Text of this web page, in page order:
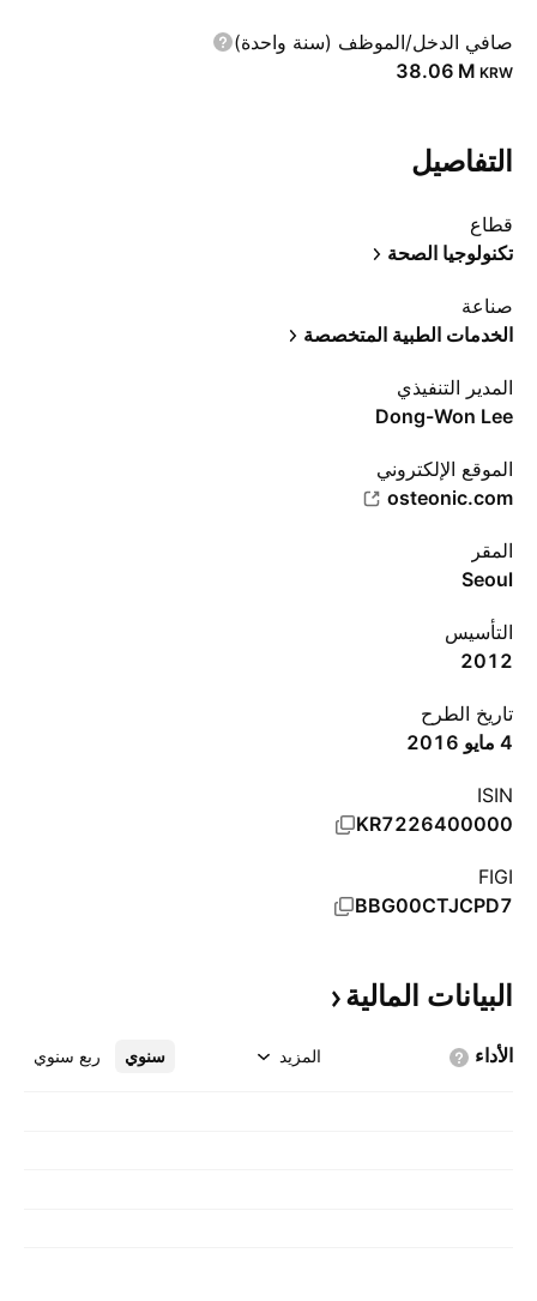
صافي الدخل/الموظف (سنة واحدة)
‪38.06 M‬ KRW
التفاصيل
قطاع
تكنولوجيا الصحة
صناعة
الخدمات الطبية المتخصصة
المدير التنفيذي
Dong-Won Lee
الموقع الإلكتروني
osteonic.com
المقر
Seoul
التأسيس
2012
تاريخ الطرح
4 مايو 2016
ISIN
KR7226400000
FIGI
BBG00CTJCPD7
البيانات المالية
الأداء سنوي ربع سنوي المزيد